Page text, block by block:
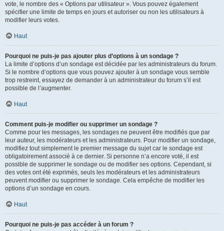
vote, le nombre des « Options par utilisateur ». Vous pouvez également
spécifier une limite de temps en jours et autoriser ou non les utilisateurs à
modifier leurs votes.
Haut
Pourquoi ne puis-je pas ajouter plus d’options à un sondage ?
La limite d’options d’un sondage est décidée par les administrateurs du forum.
Si le nombre d’options que vous pouvez ajouter à un sondage vous semble
trop restreint, essayez de demander à un administrateur du forum s’il est
possible de l’augmenter.
Haut
Comment puis-je modifier ou supprimer un sondage ?
Comme pour les messages, les sondages ne peuvent être modifiés que par
leur auteur, les modérateurs et les administrateurs. Pour modifier un sondage,
modifiez tout simplement le premier message du sujet car le sondage est
obligatoirement associé à ce dernier. Si personne n’a encore voté, il est
possible de supprimer le sondage ou de modifier ses options. Cependant, si
des votes ont été exprimés, seuls les modérateurs et les administrateurs
peuvent modifier ou supprimer le sondage. Cela empêche de modifier les
options d’un sondage en cours.
Haut
Pourquoi ne puis-je pas accéder à un forum ?